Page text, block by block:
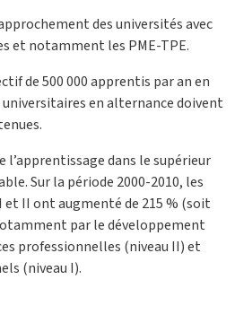
des universités avec
et notamment les PME-TPE.
de 500 000 apprentis par an en
en alternance doivent
l’apprentissage dans le supérieur
Sur la période 2000-2010, les
et II ont augmenté de 215 % (soit
par le développement
professionnelles (niveau II) et
(niveau I).